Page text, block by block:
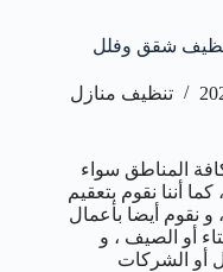
تنظيف منازل
المناطق سواء
أننا نقوم بتعقيم
نقوم أيضا بأعمال
أو الصيف ، و
أو الشركات